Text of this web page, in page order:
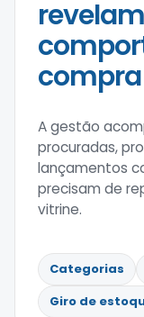
A gestão
procuradas,
lançamentos
precisam de
vitrine.
Categorias
Giro de